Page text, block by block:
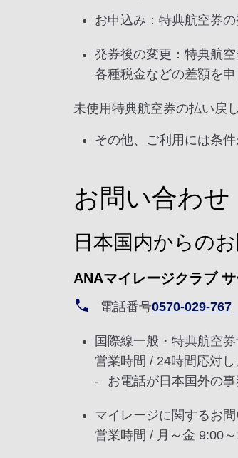
お申込み：特典航空券
発券後の変更：特典航
各種税金などの差額を
未使用特典航空券の払い戻
その他、ご利用には条
お問い合わせ
日本国内からの
ANAマイレージクラブ
電話番号0570-029-767
国際線一般・特典航空
営業時間 / 24時間応対し
お電話が日本国外の
マイレージに関するお
営業時間 / 月～金 9:00